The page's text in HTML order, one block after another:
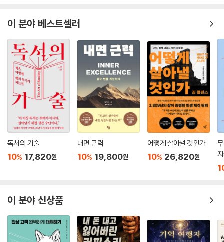
이 분야 베스트셀러
독서의 기술
10% 17,820원
내면 근력
10% 19,800원
어떻게 살아낼 것인가
10% 26,820원
이 분야 신상품